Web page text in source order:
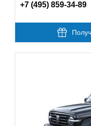
+7 (495) 859-34-89